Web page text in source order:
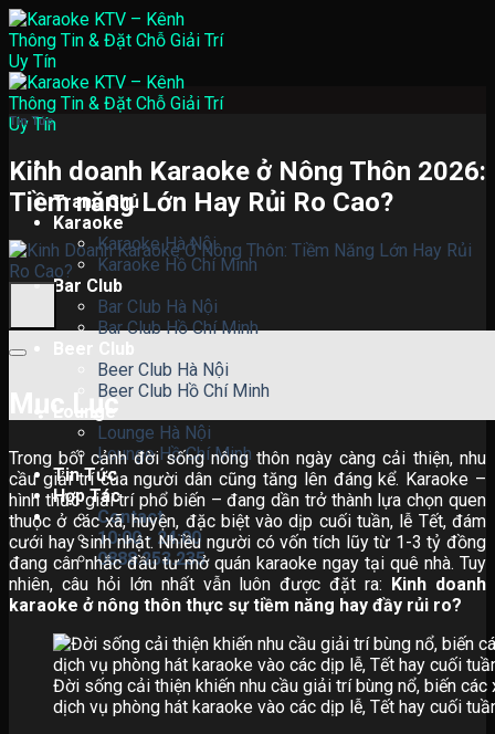
Skip
to
content
Trang Chủ
Karaoke
Karaoke Hà Nội
Karaoke Hồ Chí Minh
Bar Club
Bar Club Hà Nội
Bar Club Hồ Chí Minh
Beer Club
Beer Club Hà Nội
Beer Club Hồ Chí Minh
Lounge
Lounge Hà Nội
Lounge Hồ Chí Minh
Tin Tức
Hợp Tác
Contact
10:00 - 24:00
0888.253.235
Tin Tức
Kinh doanh Karaoke ở Nông Thôn 2026:
Tiềm năng Lớn Hay Rủi Ro Cao?
Mục Lục
Trong bối cảnh đời sống nông thôn ngày càng cải thiện, nhu
cầu giải trí của người dân cũng tăng lên đáng kể. Karaoke –
hình thức giải trí phổ biến – đang dần trở thành lựa chọn quen
thuộc ở các xã, huyện, đặc biệt vào dịp cuối tuần, lễ Tết, đám
cưới hay sinh nhật. Nhiều người có vốn tích lũy từ 1-3 tỷ đồng
đang cân nhắc đầu tư mở quán karaoke ngay tại quê nhà. Tuy
nhiên, câu hỏi lớn nhất vẫn luôn được đặt ra:
Kinh doanh
karaoke ở nông thôn thực sự tiềm năng hay đầy rủi ro?
Đời sống cải thiện khiến nhu cầu giải trí bùng nổ, biến
dịch vụ phòng hát karaoke vào các dịp lễ, Tết hay cuối